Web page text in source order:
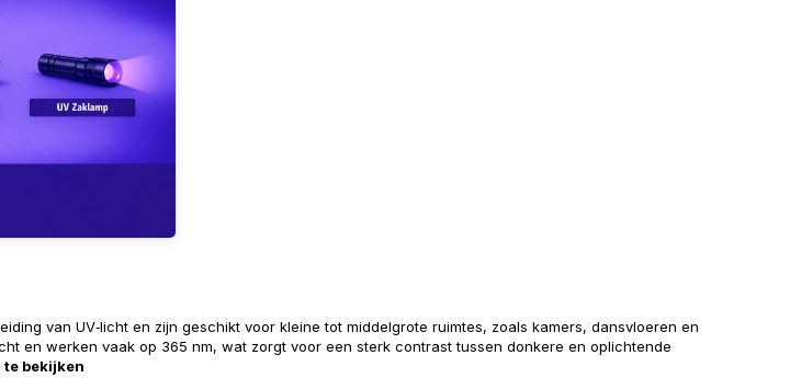
van UV‑licht en zijn geschikt voor kleine tot middelgrote ruimtes, zoals kamers, dansvloeren en
en werken vaak op 365 nm, wat zorgt voor een sterk contrast tussen donkere en oplichtende
te bekijken